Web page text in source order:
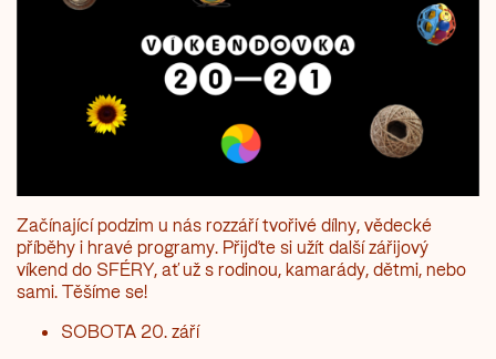
Začínající podzim u nás rozzáří tvořivé dílny, vědecké
příběhy i hravé programy. Přijďte si užít další zářijový
víkend do SFÉRY, ať už s rodinou, kamarády, dětmi, nebo
sami. Těšíme se!
SOBOTA 20. září